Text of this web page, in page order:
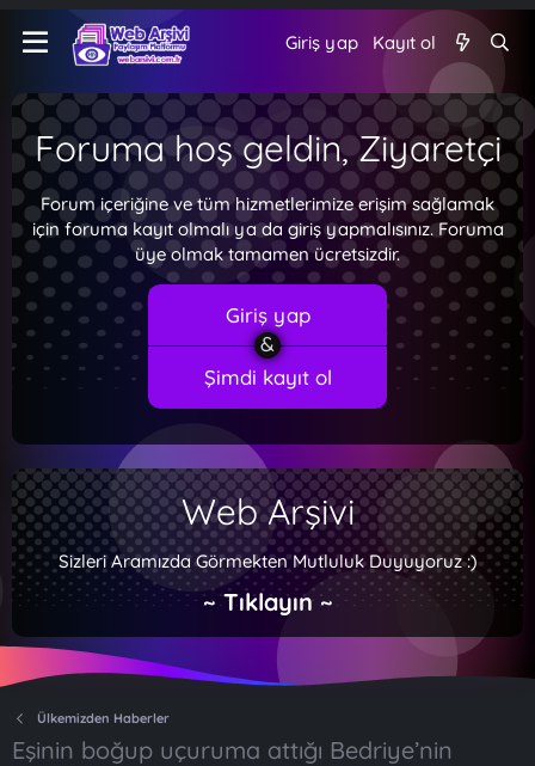
Giriş yap Kayıt ol
Foruma hoş geldin, Ziyaretçi
Forum içeriğine ve tüm hizmetlerimize erişim sağlamak
için foruma kayıt olmalı ya da giriş yapmalısınız. Foruma
üye olmak tamamen ücretsizdir.
Giriş yap
Şimdi kayıt ol
Web Arşivi
Sizleri Aramızda Görmekten Mutluluk Duyuyoruz :)
~ Tıklayın ~
Ülkemizden Haberler
Eşinin boğup uçuruma attığı Bedriye’nin